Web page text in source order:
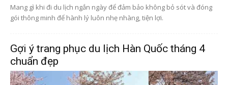
Mang gì khi đi du lịch ngắn ngày để đảm bảo không bỏ sót và đóng
gói thông minh để hành lý luôn nhẹ nhàng, tiện lợi.
Gợi ý trang phục du lịch Hàn Quốc tháng 4
chuẩn đẹp